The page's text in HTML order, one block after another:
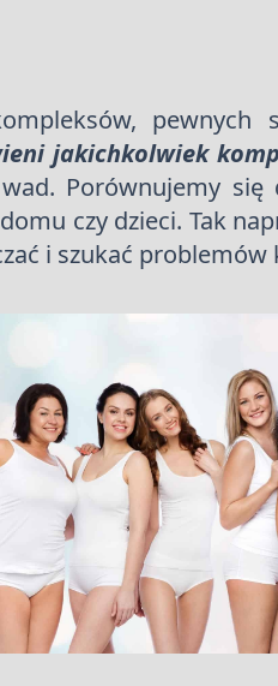
pewnych
jakichkolwiek
Porównujemy
czy dzieci. Tak
i szukać